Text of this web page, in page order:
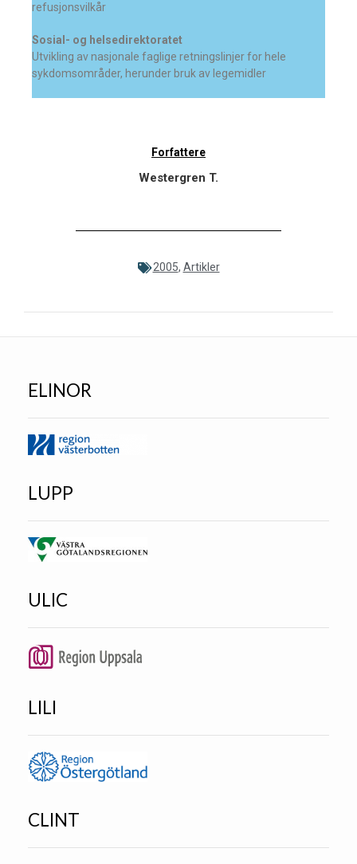
refusjonsvilkår
Sosial- og helsedirektoratet
Utvikling av nasjonale faglige retningslinjer for hele
sykdomsområder, herunder bruk av legemidler
Forfattere
Westergren T.
2005, Artikler
ELINOR
LUPP
ULIC
LILI
CLINT